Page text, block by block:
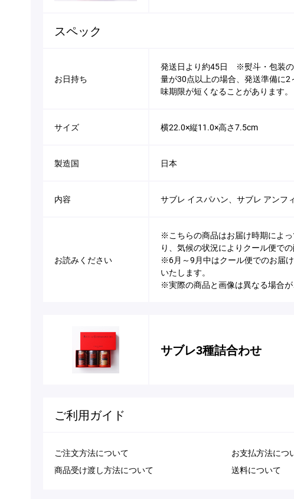
スペック
お日持ち
発送日より約45日 ※熨斗・包装の
量が30点以上の場合、発送準備に
味期限が短くなることがあります。
サイズ 横22.0×縦11.0×高さ7.5cm
製造国 日本
内容 サブレ イスパハン、サブレ アンフ
お読みください
※こちらの商品はお届け時期によ
り、気候の状況によりクール便で
※6月～9月中はクール便でのお届
いたします。
※実際の商品と画像は異なる場合が
サブレ3種詰合わせ
ご利用ガイド
ご注文方法について お支払方法につ
商品受け渡し方法について
送料について